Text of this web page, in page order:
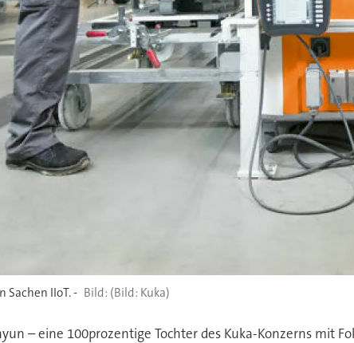
Sachen IIoT. - (Bild: Kuka)
– eine 100prozentige Tochter des Kuka-Konzerns mit